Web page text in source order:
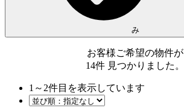
み
お客様ご希望の物件が
14件 見つかりました。
1 ～ 2件目を表示しています